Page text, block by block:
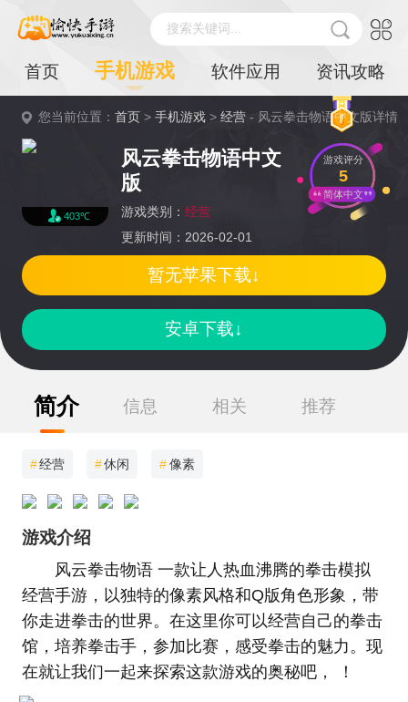
搜索关键词...
首页 手机游戏 软件应用 资讯攻略
您当前位置：首页 >手机游戏 >经营 - 风云拳击物语中文版详情
403℃
风云拳击物语中文
版
游戏类别： 经营
更新时间：2026-02-01
游戏评分
5
简体中文
安卓下载↓
暂无苹果下载↓
简介 信息 相关 推荐
#经营 #休闲 #像素
游戏介绍
风云拳击物语 一款让人热血沸腾的拳击模拟
经营手游，以独特的像素风格和Q版角色形象，带
你走进拳击的世界。在这里你可以经营自己的拳击
馆，培养拳击手，参加比赛，感受拳击的魅力。现
在就让我们一起来探索这款游戏的奥秘吧， ！